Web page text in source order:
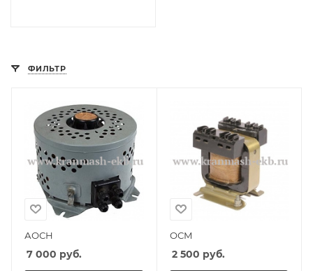
ФИЛЬТР
АОСН
7 000 руб.
ОСМ
2 500 руб.